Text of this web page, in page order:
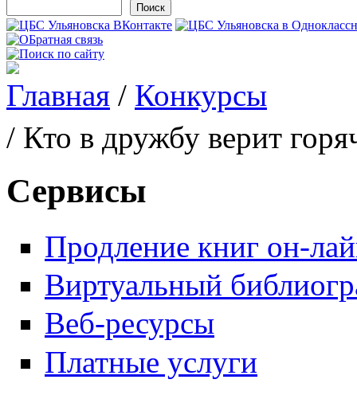
Форма поиска
Вы здесь
Главная / Конкурсы
/ Кто в дружбу верит
Сервисы
Продление книг он-
Виртуальный
Веб-ресурсы
Платные услуги